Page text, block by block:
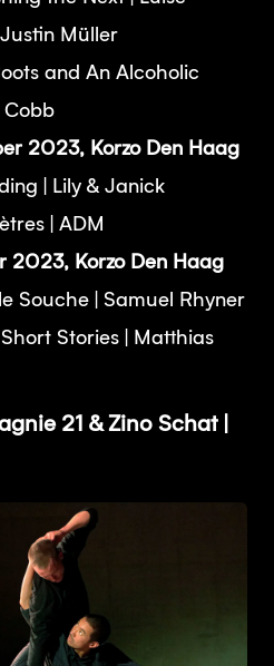
Müller
and An Alcoholic
Cobb
2023, Korzo Den Haag
| Lily & Janick
| ADM
2023, Korzo Den Haag
Souche | Samuel Rhyner
Stories | Matthias
21 & Zino Schat |